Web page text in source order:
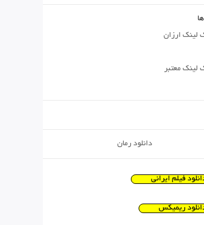
لینک ارزان
لینک معتبر
دانلود رمان
فیلم ایرانی
ریمیکس